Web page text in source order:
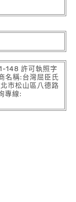
148 許可執照字
名稱:台灣屈臣氏
市松山區八德路
專線: